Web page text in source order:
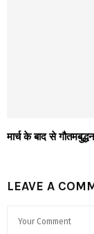
मार्च के बाद से
LEAVE A